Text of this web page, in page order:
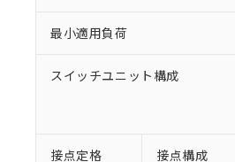
最小適用負荷
スイッチユニット構成
接点定格 接点構成